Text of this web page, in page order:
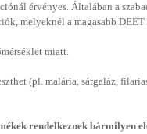
érvényes. Általában a
melyeknél a magasabb
miatt.
(pl. malária, sárgaláz,
rendelkeznek bármilyen